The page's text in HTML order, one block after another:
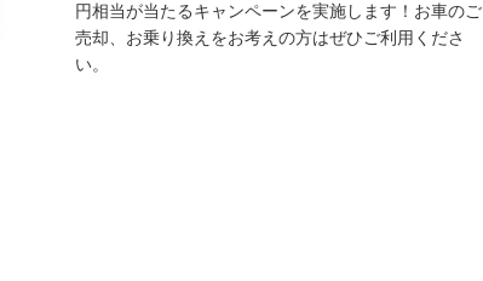
円相当が当たるキャンペーンを実施します！お車のご
売却、お乗り換えをお考えの方はぜひご利用くださ
い。